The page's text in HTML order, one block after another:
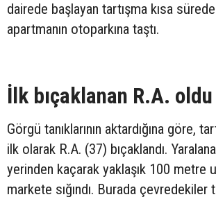
dairede başlayan tartışma kısa
apartmanın otoparkına taştı.
İlk bıçaklanan R.A. oldu
Görgü tanıklarının aktardığına göre,
ilk olarak R.A. (37) bıçaklandı.
yerinden kaçarak yaklaşık 100 metre
markete sığındı. Burada çevredekiler